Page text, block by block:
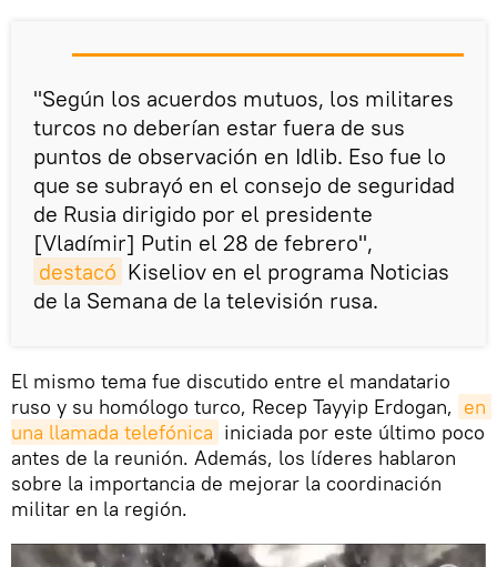
"Según los acuerdos mutuos, los militares
turcos no deberían estar fuera de sus
puntos de observación en Idlib. Eso fue lo
que se subrayó en el consejo de seguridad
de Rusia dirigido por el presidente
[Vladímir] Putin el 28 de febrero",
destacó Kiseliov en el programa Noticias
de la Semana de la televisión rusa.
El mismo tema fue discutido entre el mandatario
ruso y su homólogo turco, Recep Tayyip Erdogan, en
una llamada telefónica iniciada por este último poco
antes de la reunión. Además, los líderes hablaron
sobre la importancia de mejorar la coordinación
militar en la región.